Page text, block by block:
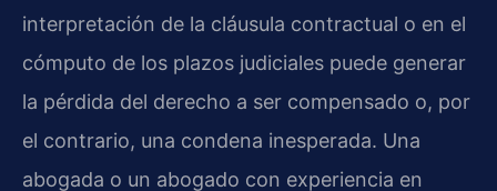
interpretación de la cláusula contractual o en el
cómputo de los plazos judiciales puede generar
la pérdida del derecho a ser compensado o, por
el contrario, una condena inesperada. Una
abogada o un abogado con experiencia en